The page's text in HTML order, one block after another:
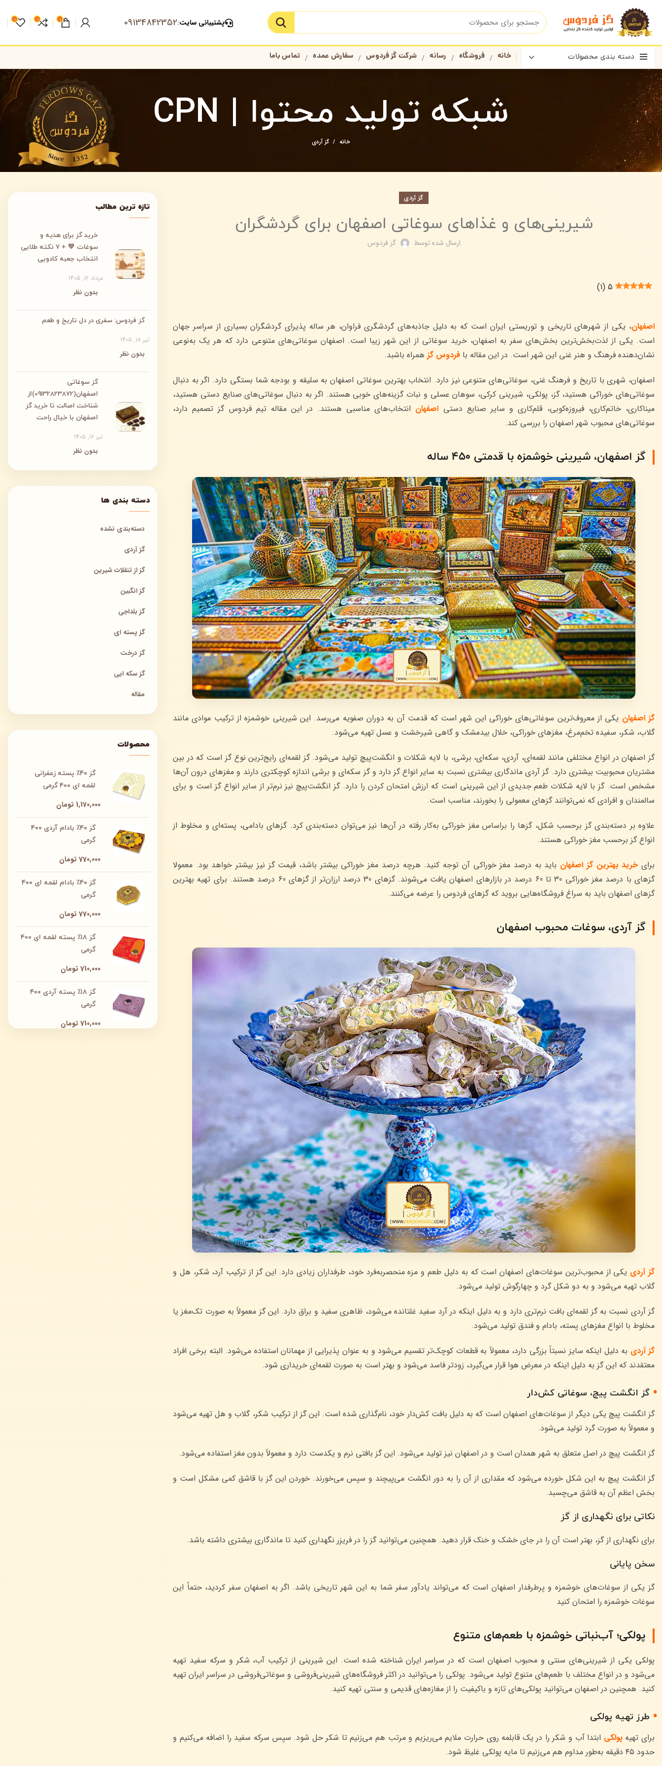
پشتیبانی سایت:
09134842352
0
0
0
دسته بندی محصولات خانه فروشگاه رسانه شرکت گز فردوس سفارش عمده تماس باما
شبکه تولید محتوا | CPN
خانه گز آردی
گز آردی
شیرینی‌های و غذاهای سوغاتی اصفهان برای گردشگران
ارسال شده توسط گز فردوس
5
(
1
)
اصفهان، یکی از شهرهای تاریخی و توریستی ایران است که به دلیل جاذبه‌های گردشگری فراوان، هر ساله پذیرای گردشگران بسیاری از سراسر جهان
است. یکی از لذت‌بخش‌ترین بخش‌های سفر به اصفهان، خرید سوغاتی از این شهر زیبا است. اصفهان سوغاتی‌های متنوعی دارد که هر یک به‌نوعی
نشان‌دهنده فرهنگ و هنر غنی این شهر است. در این مقاله با فردوس گز همراه باشبد.
اصفهان، شهری با تاریخ و فرهنگ غنی، سوغاتی‌های متنوعی نیز دارد. انتخاب بهترین سوغاتی اصفهان به سلیقه و بودجه شما بستگی دارد. اگر به دنبال
سوغاتی‌های خوراکی هستید، گز، پولکی، شیرینی کرکی، سوهان عسلی و نبات گزینه‌های خوبی هستند. اگر به دنبال سوغاتی‌های صنایع دستی هستید،
میناکاری، خاتم‌کاری، فیروزه‌کوبی، قلم‌کاری و سایر صنایع دستی اصفهان انتخاب‌های مناسبی هستند. در این مقاله تیم فردوس گز تصمیم دارد،
سوغاتی‌های محبوب شهر اصفهان را بررسی کند.
گز اصفهان، شیرینی خوشمزه با قدمتی ۴۵۰ ساله
گز اصفهان یکی از معروف‌ترین سوغاتی‌های خوراکی این شهر است که قدمت آن به دوران صفویه می‌رسد. این شیرینی خوشمزه از ترکیب موادی مانند
گلاب، شکر، سفیده تخم‌مرغ، مغزهای خوراکی، خلال بیدمشک و گاهی شیرخشت و عسل تهیه می‌شود.
گز اصفهان در انواع مختلفی مانند لقمه‌ای، آردی، سکه‌ای، برشی، با لایه شکلات و انگشت‌پیچ تولید می‌شود. گز لقمه‌ای رایج‌ترین نوع گز است که در بین
مشتریان محبوبیت بیشتری دارد. گز آردی ماندگاری بیشتری نسبت به سایر انواع گز دارد و گز سکه‌ای و برشی اندازه کوچکتری دارند و مغزهای درون آن‌ها
مشخص است. گز با لایه شکلات طعم جدیدی از این شیرینی است که ارزش امتحان کردن را دارد. گز انگشت‌پیچ نیز نرم‌تر از سایر انواع گز است و برای
سالمندان و افرادی که نمی‌توانند گزهای معمولی را بخورند، مناسب است.
علاوه بر دسته‌بندی گز برحسب شکل، گزها را براساس مغز خوراکی به‌کار رفته در آن‌ها نیز می‌توان دسته‌بندی کرد. گزهای بادامی، پسته‌ای و مخلوط از
انواع گز برحسب مغز خوراکی هستند.
برای خرید بهترین گز اصفهان باید به درصد مغز خوراکی آن توجه کنید. هرچه درصد مغز خوراکی بیشتر باشد، قیمت گز نیز بیشتر خواهد بود. معمولا
گزهای با درصد مغز خوراکی 30 تا 60 درصد در بازارهای اصفهان یافت می‌شوند. گزهای 30 درصد ارزان‌تر از گزهای 60 درصد هستند. برای تهیه بهترین
گزهای اصفهان باید به سراغ فروشگاه‌هایی بروید که گزهای فردوس را عرضه می‌کنند.
گز آردی، سوغات محبوب اصفهان
گز آردی یکی از محبوب‌ترین سوغات‌های اصفهان است که به دلیل طعم و مزه منحصربه‌فرد خود، طرفداران زیادی دارد. این گز از ترکیب آرد، شکر، هل و
گلاب تهیه می‌شود و به دو شکل گرد و چهارگوش تولید می‌شود.
گز آردی نسبت به گز لقمه‌ای بافت نرم‌تری دارد و به دلیل اینکه در آرد سفید غلتانده می‌شود، ظاهری سفید و براق دارد. این گز معمولاً به صورت تک‌مغز یا
مخلوط با انواع مغزهای پسته، بادام و فندق تولید می‌شود.
گز آردی به دلیل اینکه سایز نسبتاً بزرگی دارد، معمولاً به قطعات کوچک‌تر تقسیم می‌شود و به عنوان پذیرایی از مهمانان استفاده می‌شود. البته برخی افراد
معتقدند که این گز به دلیل اینکه در معرض هوا قرار می‌گیرد، زودتر فاسد می‌شود و بهتر است به صورت لقمه‌ای خریداری شود.
گز انگشت پیچ، سوغاتی کش‌دار
گز انگشت پیچ یکی دیگر از سوغات‌های اصفهان است که به دلیل بافت کش‌دار خود، نام‌گذاری شده است. این گز از ترکیب شکر، گلاب و هل تهیه می‌شود
و معمولاً به صورت گرد تولید می‌شود.
گز انگشت پیچ در اصل متعلق به شهر همدان است و در اصفهان نیز تولید می‌شود. این گز بافتی نرم و یکدست دارد و معمولاً بدون مغز استفاده می‌شود.
گز انگشت پیچ به این شکل خورده می‌شود که مقداری از آن را به دور انگشت می‌پیچند و سپس می‌خورند. خوردن این گز با قاشق کمی مشکل است و
بخش اعظم آن به قاشق می‌چسبد.
نکاتی برای نگهداری از گز
برای نگهداری از گز، بهتر است آن را در جای خشک و خنک قرار دهید. همچنین می‌توانید گز را در فریزر نگهداری کنید تا ماندگاری بیشتری داشته باشد.
سخن پایانی
گز یکی از سوغات‌های خوشمزه و پرطرفدار اصفهان است که می‌تواند یادآور سفر شما به این شهر تاریخی باشد. اگر به اصفهان سفر کردید، حتماً این
سوغات خوشمزه را امتحان کنید
پولکی؛ آب‌نباتی خوشمزه با طعم‌های متنوع
پولکی یکی از شیرینی‌های سنتی و محبوب اصفهان است که در سراسر ایران شناخته شده است. این شیرینی از ترکیب آب، شکر و سرکه سفید تهیه
می‌شود و در انواع مختلف با طعم‌های متنوع تولید می‌شود. پولکی را می‌توانید در اکثر فروشگاه‌های شیرینی‌فروشی و سوغاتی‌فروشی در سراسر ایران تهیه
کنید. همچنین در اصفهان می‌توانید پولکی‌های تازه و باکیفیت را از مغازه‌های قدیمی و سنتی تهیه کنید.
طرز تهیه پولکی
برای تهیه پولکی ابتدا آب و شکر را در یک قابلمه روی حرارت ملایم می‌ریزیم و مرتب هم می‌زنیم تا شکر حل شود. سپس سرکه سفید را اضافه می‌کنیم و
حدود ۴۵ دقیقه به‌طور مداوم هم می‌زنیم تا مایه پولکی غلیظ شود.
تازه ترین مطالب
خرید گز برای هدیه و
سوغات 💛 + ۷ نکته طلایی
انتخاب جعبه کادویی
مرداد 16, 1405
بدون نظر
گز فردوس: سفری در دل تاریخ و طعم
تیر 18, 1405
بدون نظر
گز سوغاتی
اصفهان(09132823872)از
شناخت اصالت تا خرید گز
اصفهان با خیال راحت
تیر 16, 1405
بدون نظر
دسته بندی ها
دسته‌بندی نشده
گز آردی
گز از تنقلات شیرین
گز انگبین
گز بلداجی
گز پسته ای
گز درخت
گز سکه ایی
مقاله
محصولات
گز ۴۰٪ پسته زعفرانی
لقمه ای ۴۰۰ گرمی
1,170,000 تومان
گز ۴۰٪ بادام آردی ۴۰۰
گرمی
770,000 تومان
گز ۴۰٪ بادام لقمه ای ۴۰۰
گرمی
770,000 تومان
گز ۱۸٪ پسته لقمه ای ۴۰۰
گرمی
710,000 تومان
گز ۱۸٪ پسته آردی ۴۰۰
گرمی
710,000 تومان